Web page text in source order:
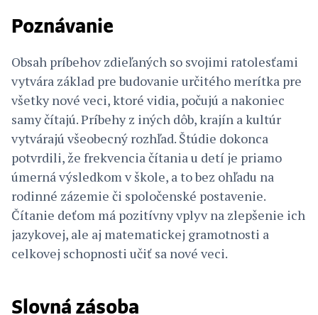
Poznávanie
Obsah príbehov zdieľaných so svojimi ratolesťami
vytvára základ pre budovanie určitého merítka pre
všetky nové veci, ktoré vidia, počujú a nakoniec
samy čítajú. Príbehy z iných dôb, krajín a kultúr
vytvárajú všeobecný rozhľad. Štúdie dokonca
potvrdili, že frekvencia čítania u detí je priamo
úmerná výsledkom v škole, a to bez ohľadu na
rodinné zázemie či spoločenské postavenie.
Čítanie deťom má pozitívny vplyv na zlepšenie ich
jazykovej, ale aj matematickej gramotnosti a
celkovej schopnosti učiť sa nové veci.
Slovná zásoba